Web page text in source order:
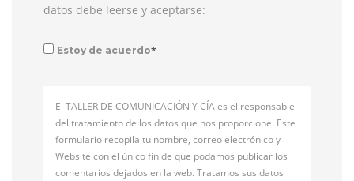
datos debe leerse y aceptarse:
Estoy de acuerdo*
El TALLER DE COMUNICACIÓN Y CÍA es el responsable
del tratamiento de los datos que nos proporcione. Este
formulario recopila tu nombre, correo electrónico y
Website con el único fin de que podamos publicar los
comentarios dejados en la web. Tratamos sus datos